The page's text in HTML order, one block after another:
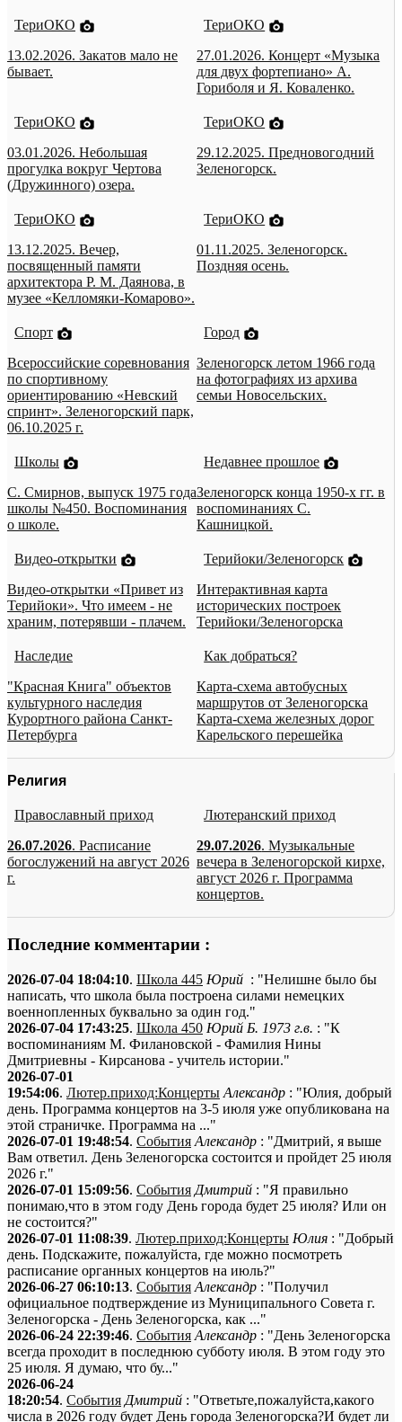
ТериОКО
13.02.2026. Закатов мало не
бывает.
ТериОКО
27.01.2026. Концерт «Музыка
для двух фортепиано» А.
Гориболя и Я. Коваленко.
ТериОКО
03.01.2026. Небольшая
прогулка вокруг Чертова
(Дружинного) озера.
ТериОКО
29.12.2025. Предновогодний
Зеленогорск.
ТериОКО
13.12.2025. Вечер,
посвященный памяти
архитектора Р. М. Даянова, в
музее «Келломяки-Комарово».
ТериОКО
01.11.2025. Зеленогорск.
Поздняя осень.
Спорт
Всероссийские соревнования
по спортивному
ориентированию «Невский
спринт». Зеленогорский парк,
06.10.2025 г.
Город
Зеленогорск летом 1966 года
на фотографиях из архива
семьи Новосельских.
Школы
С. Смирнов, выпуск 1975 года
школы №450. Воспоминания
о школе.
Недавнее прошлое
Зеленогорск конца 1950-х гг. в
воспоминаниях С.
Кашницкой.
Видео-открытки
Видео-открытки «Привет из
Терийоки». Что имеем - не
храним, потерявши - плачем.
Терийоки/Зеленогорск
Интерактивная карта
исторических построек
Терийоки/Зеленогорска
Наследие
"Красная Книга" объектов
культурного наследия
Курортного района Санкт-
Петербурга
Как добраться?
Карта-схема автобусных
маршрутов от Зеленогорска
Карта-схема железных дорог
Карельского перешейка
Религия
Православный приход
26.07.2026. Расписание
богослужений на август 2026
г.
Лютеранский приход
29.07.2026. Музыкальные
вечера в Зеленогорской кирхе,
август 2026 г. Программа
концертов.
Последние комментарии :
2026-07-04 18:04:10. Школа 445 Юрий : "Нелишне было бы
написать, что школа была построена силами немецких
военнопленных буквально за один год."
2026-07-04 17:43:25. Школа 450 Юрий Б. 1973 г.в. : "К
воспоминаниям М. Филановской - Фамилия Нины
Дмитриевны - Кирсанова - учитель истории."
2026-07-01
19:54:06. Лютер.приход:Концерты Александр : "Юлия, добрый
день. Программа концертов на 3-5 июля уже опубликована на
этой страничке. Программа на ..."
2026-07-01 19:48:54. События Александр : "Дмитрий, я выше
Вам ответил. День Зеленогорска состоится и пройдет 25 июля
2026 г."
2026-07-01 15:09:56. События Дмитрий : "Я правильно
понимаю,что в этом году День города будет 25 июля? Или он
не состоится?"
2026-07-01 11:08:39. Лютер.приход:Концерты Юлия : "Добрый
день. Подскажите, пожалуйста, где можно посмотреть
расписание органных концертов на июль?"
2026-06-27 06:10:13. События Александр : "Получил
официальное подтверждение из Муниципального Совета г.
Зеленогорска - День Зеленогорска, как ..."
2026-06-24 22:39:46. События Александр : "День Зеленогорска
всегда проходит в последнюю субботу июля. В этом году это
25 июля. Я думаю, что бу..."
2026-06-24
18:20:54. События Дмитрий : "Ответьте,пожалуйста,какого
числа в 2026 году будет День города Зеленогорска?И будет ли